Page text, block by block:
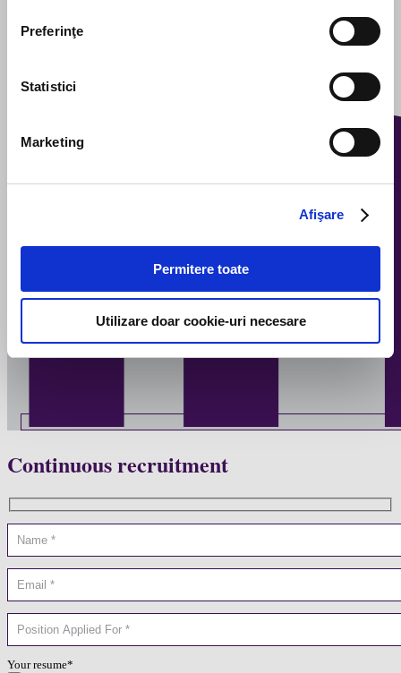
Preferinţe
Statistici
Marketing
Afişare
Permitere toate
Utilizare doar cookie-uri necesare
Continuous recruitment
Your resume*